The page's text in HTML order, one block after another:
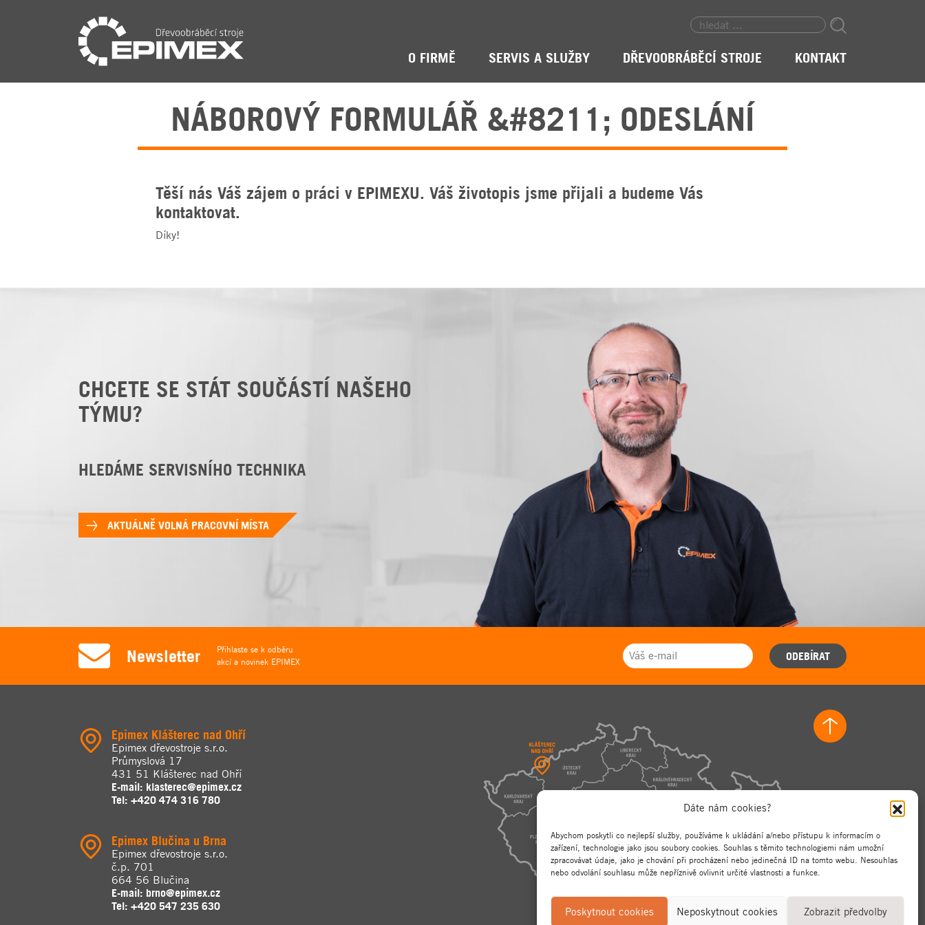
Dáte nám cookies?
Abychom poskytli co nejlepší služby, používáme k ukládání a/nebo přístupu k informacím o
zařízení, technologie jako jsou soubory cookies. Souhlas s těmito technologiemi nám umožní
zpracovávat údaje, jako je chování při procházení nebo jedinečná ID na tomto webu. Nesouhlas
nebo odvolání souhlasu může nepříznivě ovlivnit určité vlastnosti a funkce.
Poskytnout cookies Neposkytnout cookies Zobrazit předvolby
O FIRMĚ SERVIS A SLUŽBY DŘEVOOBRÁBĚCÍ STROJE KONTAKT
NÁBOROVÝ FORMULÁŘ &#8211; ODESLÁNÍ
Těší nás Váš zájem o práci v EPIMEXU. Váš životopis jsme přijali a budeme Vás
kontaktovat.
Díky!
CHCETE SE STÁT SOUČÁSTÍ NAŠEHO
TÝMU?
HLEDÁME SERVISNÍHO TECHNIKA
AKTUÁLNĚ VOLNÁ PRACOVNÍ MÍSTA
Newsletter
Přihlaste se k odběru
akcí a novinek EPIMEX
ODEBÍRAT
Epimex Klášterec nad Ohří
Epimex dřevostroje s.r.o.
Průmyslová 17
431 51 Klášterec nad Ohří
E-mail: klasterec@epimex.cz
Tel: +420 474 316 780
Epimex Blučina u Brna
Epimex dřevostroje s.r.o.
č.p. 701
664 56 Blučina
E-mail: brno@epimex.cz
Tel: +420 547 235 630